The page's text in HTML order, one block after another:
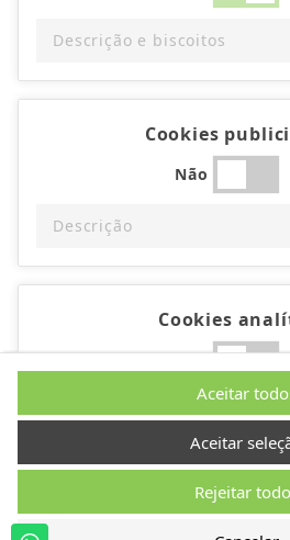
Descrição e biscoitos
Cookies
Não
Descrição
Cookies
Não
Descrição
Cookies de
Rejeitar
Aceitar
Aceitar